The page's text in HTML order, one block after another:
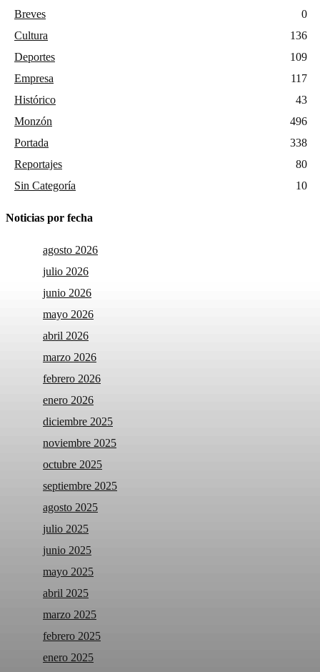
Breves
0
Cultura
136
Deportes
109
Empresa
117
Histórico
43
Monzón
496
Portada
338
Reportajes
80
Sin Categoría
10
Noticias por fecha
agosto 2026
julio 2026
junio 2026
mayo 2026
abril 2026
marzo 2026
febrero 2026
enero 2026
diciembre 2025
noviembre 2025
octubre 2025
septiembre 2025
agosto 2025
julio 2025
junio 2025
mayo 2025
abril 2025
marzo 2025
febrero 2025
enero 2025